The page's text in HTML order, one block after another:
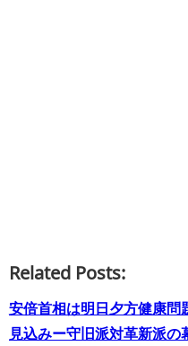
Related Posts:
安倍首相は明日夕方健康
見込みー守旧派対革新派の